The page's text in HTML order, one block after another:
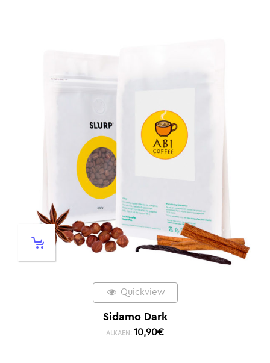
Quickview
Sidamo Dark
ALKAEN: 10,90€